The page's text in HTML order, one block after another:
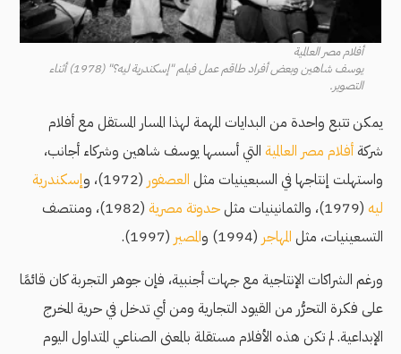
أفلام مصر العالمية
يوسف شاهين وبعض أفراد طاقم عمل فيلم "إسكندرية ليه؟" (1978) أثناء
التصوير.
يمكن تتبع واحدة من البدايات المهمة لهذا المسار المستقل مع أفلام
شركة أفلام مصر العالمية التي أسسها يوسف شاهين وشركاء أجانب،
واستهلت إنتاجها في السبعينيات مثل العصفور (1972)، و
إسكندرية
ليه (1979)، والثمانينيات مثل حدوتة مصرية
(1982)، ومنتصف
التسعينيات، مثل المهاجر (1994) و المصير (1997).
ورغم الشراكات الإنتاجية مع جهات أجنبية، فإن جوهر التجربة كان قائمًا
على فكرة التحرُّر من القيود التجارية ومن أي تدخل في حرية المخرج
الإبداعية. لم تكن هذه الأفلام مستقلة بالمعنى الصناعي المتداول اليوم